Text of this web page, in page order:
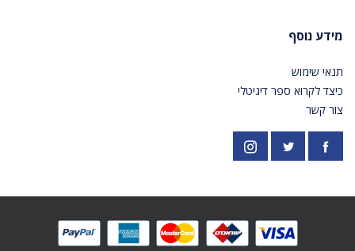
מידע נוסף
תנאי שימוש
כיצד לקרוא ספר דיגיטלי
צור קשר
פייסבוק https://twitter.com/PardesPublish
אינסטגרם